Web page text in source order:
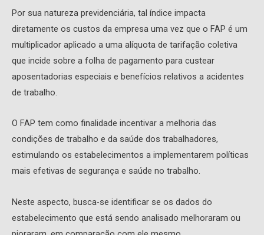
Por sua natureza previdenciária, tal índice impacta
diretamente os custos da empresa uma vez que o FAP é um
multiplicador aplicado a uma alíquota de tarifação coletiva
que incide sobre a folha de pagamento para custear
aposentadorias especiais e benefícios relativos a acidentes
de trabalho.
O FAP tem como finalidade incentivar a melhoria das
condições de trabalho e da saúde dos trabalhadores,
estimulando os estabelecimentos a implementarem políticas
mais efetivas de segurança e saúde no trabalho.
Neste aspecto, busca-se identificar se os dados do
estabelecimento que está sendo analisado melhoraram ou